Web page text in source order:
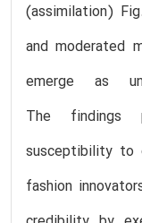
(assimilation)
and moderated
emerge as
The findings
susceptibility to
fashion